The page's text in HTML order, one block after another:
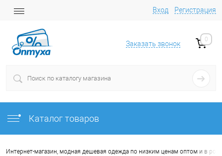
Вход Регистрация
Заказать звонок
0
Каталог товаров
Интернет-магазин, модная дешевая одежда по низким ценам оптом и в